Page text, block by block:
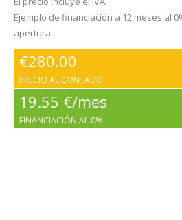
Ejemplo de financiación a 12 meses al
apertura.
€280.00
PRECIO AL CONTADO
19.55 €/mes
FINANCIACIÓN AL 0%